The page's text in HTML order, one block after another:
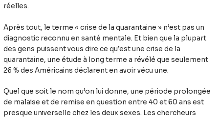
réelles.
Après tout, le terme « crise de la quarantaine » n’est pas un
diagnostic reconnu en santé mentale. Et bien que la plupart
des gens puissent vous dire ce qu’est une crise de la
quarantaine, une étude à long terme a révélé que seulement
26 % des Américains déclarent en avoir vécu une.
Quel que soit le nom qu’on lui donne, une période prolongée
de malaise et de remise en question entre 40 et 60 ans est
presque universelle chez les deux sexes. Les chercheurs